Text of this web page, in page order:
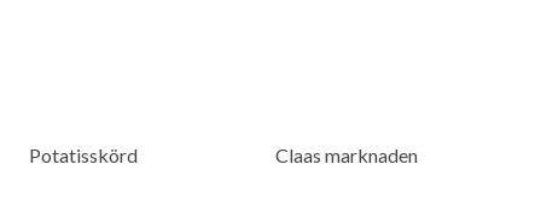
Potatisskörd Claas marknaden